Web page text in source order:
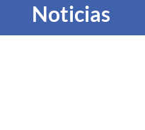
Noticias